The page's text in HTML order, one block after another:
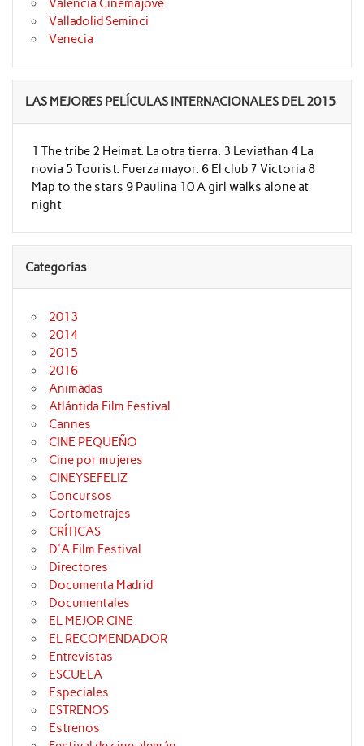
Valencia Cinemajove
Valladolid Seminci
Venecia
LAS MEJORES PELÍCULAS INTERNACIONALES DEL 2015
1 The tribe 2 Heimat. La otra tierra. 3 Leviathan 4 La
novia 5 Tourist. Fuerza mayor. 6 El club 7 Victoria 8
Map to the stars 9 Paulina 10 A girl walks alone at
night
Categorías
2013
2014
2015
2016
Animadas
Atlántida Film Festival
Cannes
CINE PEQUEÑO
Cine por mujeres
CINEYSEFELIZ
Concursos
Cortometrajes
CRÍTICAS
D'A Film Festival
Directores
Documenta Madrid
Documentales
EL MEJOR CINE
EL RECOMENDADOR
Entrevistas
ESCUELA
Especiales
ESTRENOS
Estrenos